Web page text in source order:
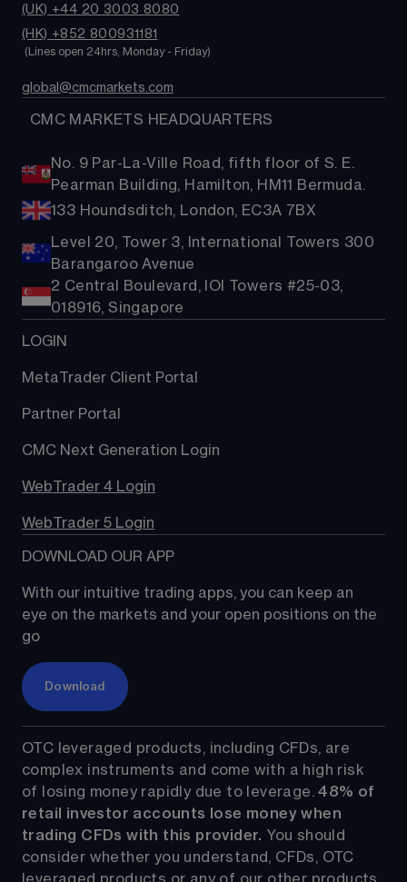
(UK) +44 20 3003 8080
(HK) +852 800931181
(Lines open 24hrs, Monday - Friday)
global@cmcmarkets.com
  CMC MARKETS HEADQUARTERS
No. 9 Par-La-Ville Road, fifth floor of S. E.
Pearman Building, Hamilton, HM11 Bermuda.
133 Houndsditch, London, EC3A 7BX
Level 20, Tower 3, International Towers 300
Barangaroo Avenue
2 Central Boulevard, IOI Towers #25-03,
018916, Singapore
LOGIN
MetaTrader Client Portal
Partner Portal
CMC Next Generation Login
WebTrader 4 Login
WebTrader 5 Login
DOWNLOAD OUR APP
With our intuitive trading apps, you can keep an
eye on the markets and your open positions on the
go
Download
OTC leveraged products, including CFDs, are
complex instruments and come with a high risk
of losing money rapidly due to leverage. 48% of
retail investor accounts lose money when
trading CFDs with this provider. You should
consider whether you understand, CFDs, OTC